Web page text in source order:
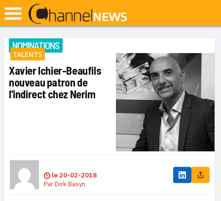
NOMINATIONS
TALENTS
Xavier Ichier-Beaufils
nouveau patron de
l’indirect chez Nerim
le 20-02-2018
ParDirk Basyn